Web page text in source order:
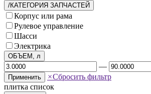
/КАТЕГОРИЯ ЗАПЧАСТЕЙ
Корпус или рама
Рулевое управление
Шасси
Электрика
ОБЪЕМ, л
—
Применить ×Сбросить фильтр
плитка список